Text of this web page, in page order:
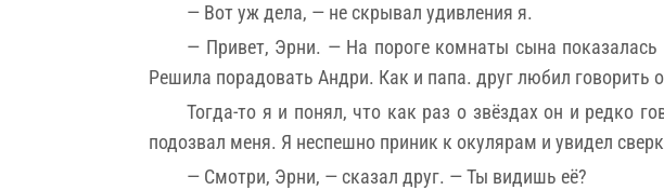
— Вот уж дела, — не скрывал удивления я.
— Привет, Эрни. — На пороге комнаты сына
Решила порадовать Андри. Как и папа. друг любил говорить
Тогда-то я и понял, что как раз о звёздах он и редко
подозвал меня. Я неспешно приник к окулярам и увидел
— Смотри, Эрни, — сказал друг. — Ты видишь её?